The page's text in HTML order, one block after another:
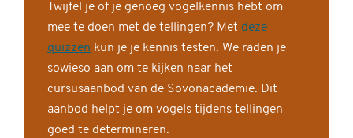
Twijfel je of je genoeg vogelkennis hebt om
mee te doen met de tellingen? Met deze
quizzen kun je je kennis testen. We raden je
sowieso aan om te kijken naar het
cursusaanbod van de Sovonacademie. Dit
aanbod helpt je om vogels tijdens tellingen
goed te determineren.